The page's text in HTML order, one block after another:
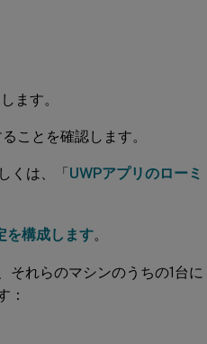
ます。
ことを確認します。
くは、「UWPアプリのローミ
を構成します。
れらのマシンのうちの1台に
：